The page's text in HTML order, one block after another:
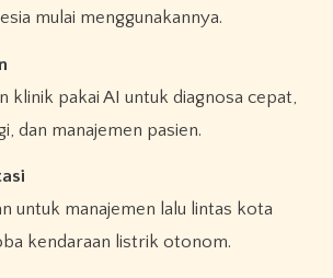
mulai menggunakannya.
klinik pakai AI untuk diagnosa cepat,
dan manajemen pasien.
untuk manajemen lalu lintas kota
kendaraan listrik otonom.